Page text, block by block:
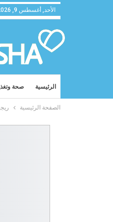
الأحد, أغسطس 9, 2026
الرئيسية صحة
الصفحة الرئيسية